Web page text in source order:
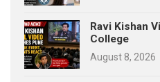
Ravi Kishan
College
August 8, 2026